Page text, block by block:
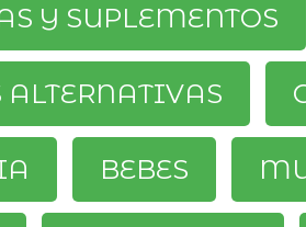
Y SUPLEMENTOS
BEBES